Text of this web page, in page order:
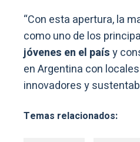
“Con esta apertura, la
como uno de los
jóvenes en el paísy
en Argentina con
innovadores y
Temas relacionados: